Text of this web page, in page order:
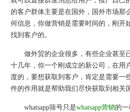
的客户群体主要是在国外，国外市场那
何信息，你做营销是需要时间的，刚开
找到客户的。
做外贸的企业很多，有些企业甚至
十几年，你一个刚成立的新公司，在用
度的，要想获取到客户，肯定是需要一
件的作用就是帮助我们尽快获取到相关
whatsapp筛号只是whatsapp营销的